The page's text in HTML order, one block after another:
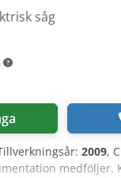
såg
2009,
medföljer.